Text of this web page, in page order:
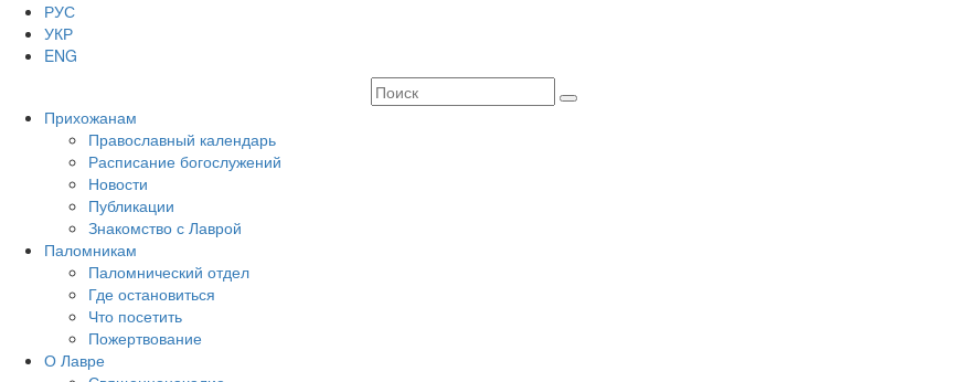
РУС
УКР
ENG
Прихожанам
Православный календарь
Расписание богослужений
Новости
Публикации
Знакомство с Лаврой
Паломникам
Паломнический отдел
Где остановиться
Что посетить
Пожертвование
О Лавре